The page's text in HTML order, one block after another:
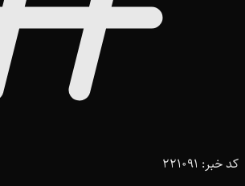
کد خبر: 221091